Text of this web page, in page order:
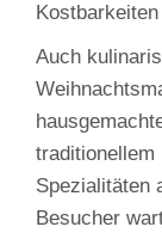
Auch
traditionellem
Spezialitäten
Besucher